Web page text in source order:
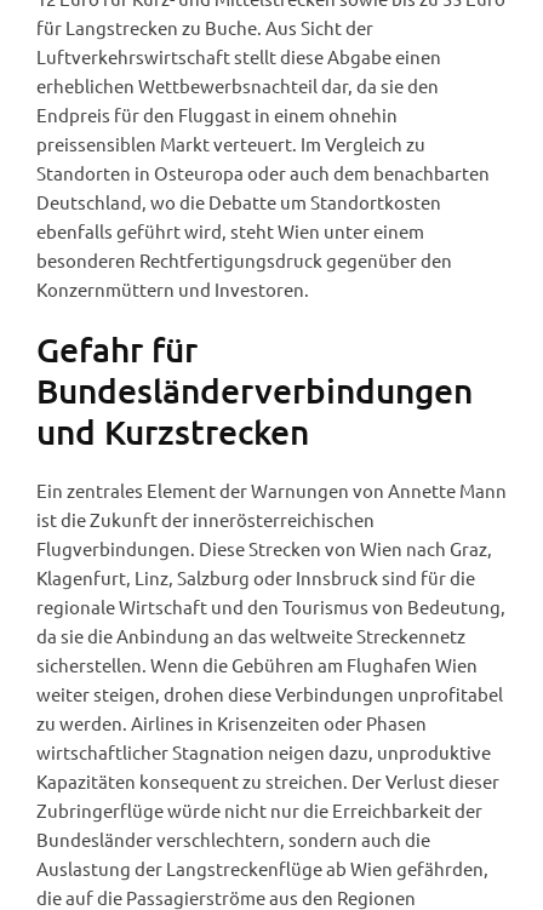
für Langstrecken zu Buche. Aus Sicht der
Luftverkehrswirtschaft stellt diese Abgabe einen
erheblichen Wettbewerbsnachteil dar, da sie den
Endpreis für den Fluggast in einem ohnehin
preissensiblen Markt verteuert. Im Vergleich zu
Standorten in Osteuropa oder auch dem benachbarten
Deutschland, wo die Debatte um Standortkosten
ebenfalls geführt wird, steht Wien unter einem
besonderen Rechtfertigungsdruck gegenüber den
Konzernmüttern und Investoren.
Gefahr für
Bundesländerverbindungen
und Kurzstrecken
Ein zentrales Element der Warnungen von Annette Mann
ist die Zukunft der innerösterreichischen
Flugverbindungen. Diese Strecken von Wien nach Graz,
Klagenfurt, Linz, Salzburg oder Innsbruck sind für die
regionale Wirtschaft und den Tourismus von Bedeutung,
da sie die Anbindung an das weltweite Streckennetz
sicherstellen. Wenn die Gebühren am Flughafen Wien
weiter steigen, drohen diese Verbindungen unprofitabel
zu werden. Airlines in Krisenzeiten oder Phasen
wirtschaftlicher Stagnation neigen dazu, unproduktive
Kapazitäten konsequent zu streichen. Der Verlust dieser
Zubringerflüge würde nicht nur die Erreichbarkeit der
Bundesländer verschlechtern, sondern auch die
Auslastung der Langstreckenflüge ab Wien gefährden,
die auf die Passagierströme aus den Regionen